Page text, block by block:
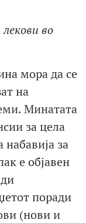
во
мора да се
на
Минатата
за цела
за
е објавен
поради
(нови и